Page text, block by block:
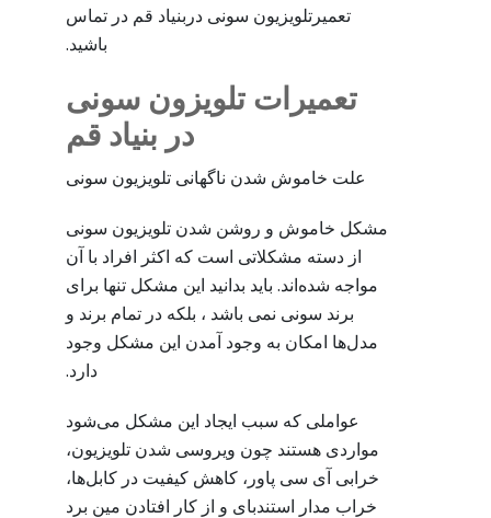
تعمیرتلویزیون سونی دربنیاد قم در تماس
باشید.
تعمیرات تلویزون سونی
در بنیاد قم
علت خاموش شدن ناگهانی تلویزیون سونی
مشکل خاموش و روشن شدن تلویزیون سونی
از دسته مشکلاتی است که اکثر افراد با آن
مواجه شده‌اند. باید بدانید این مشکل تنها برای
برند سونی نمی باشد ، بلکه در تمام برند و
مدل‌ها امکان به وجود آمدن این مشکل وجود
دارد.
عواملی که سبب ایجاد این مشکل می‌شود
مواردی هستند چون ویروسی شدن تلویزیون،
خرابی آی سی پاور، کاهش کیفیت در کابل‌ها،
خراب مدار استندبای و از کار افتادن مین برد